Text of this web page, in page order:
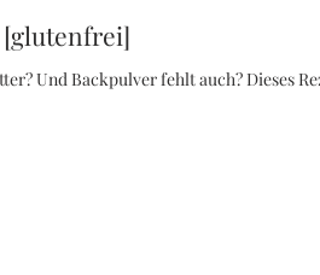
Und Backpulver fehlt auch? Dieses